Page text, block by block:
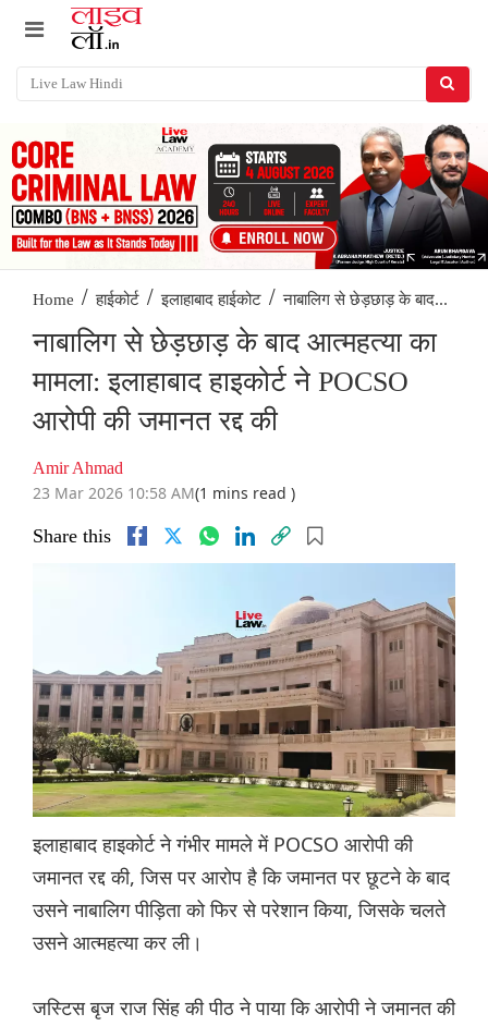
Home / हाईकोर्ट / इलाहाबाद हाईकोट / नाबालिग से छेड़छाड़ के बाद...
नाबालिग से छेड़छाड़ के बाद आत्महत्या का
मामला: इलाहाबाद हाइकोर्ट ने POCSO
आरोपी की जमानत रद्द की
Amir Ahmad
23 Mar 2026 10:58 AM(1 mins read )
Share this
इलाहाबाद हाइकोर्ट ने गंभीर मामले में POCSO आरोपी की
जमानत रद्द की, जिस पर आरोप है कि जमानत पर छूटने के बाद
उसने नाबालिग पीड़िता को फिर से परेशान किया, जिसके चलते
उसने आत्महत्या कर ली।
जस्टिस बृज राज सिंह की पीठ ने पाया कि आरोपी ने जमानत की